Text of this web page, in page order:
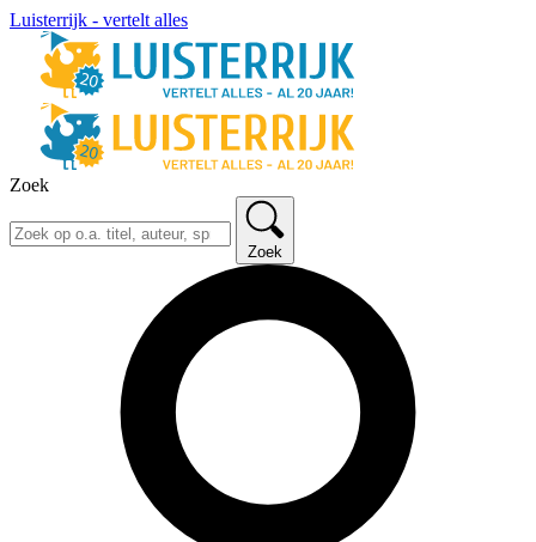
Luisterrijk - vertelt alles
Zoek
Zoek